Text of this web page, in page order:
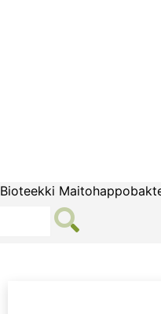
Bioteekki